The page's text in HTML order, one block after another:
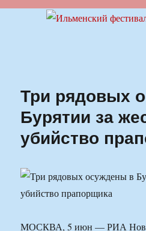
Ильменский
Три рядовых
Бурятии за
убийство
МОСКВА, 5 июн — РИА